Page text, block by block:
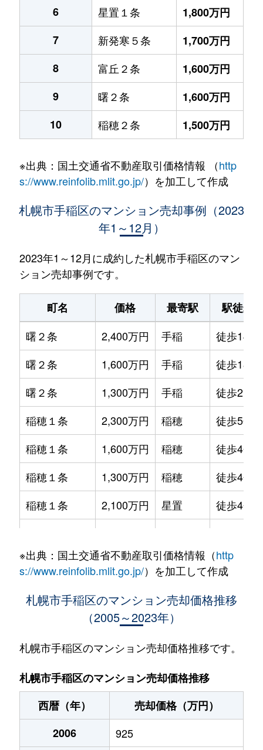
6
星置１条
1,800万円
7
新発寒５条
1,700万円
8
富丘２条
1,600万円
9
曙２条
1,600万円
10
稲穂２条 1,500万円
※出典：国土交通省不動産取引価格情報 （http
s://www.reinfolib.mlit.go.jp/）を加工して作成
札幌市手稲区のマンション売却事例（2023
年1～12月）
2023年1～12月に成約した札幌市手稲区のマン
ション売却事例です。
町名 価格 最寄駅
駅徒歩
曙２条
2,400万円 手稲
徒歩14分
曙２条
1,600万円 手稲
徒歩18分
曙２条
1,300万円 手稲
徒歩21分
稲穂１条
2,300万円 稲穂
徒歩5分
稲穂１条
1,600万円 稲穂
徒歩4分
稲穂１条
1,300万円 稲穂
徒歩4分
稲穂１条
2,100万円 星置
徒歩4分
稲穂１条
2,200万円 星置
徒歩6分
1,300万円 稲穂
稲穂３条
1,100万円 稲穂
徒歩9分
稲穂３条
1,400万円 稲穂
新発寒５条
1,700万円 稲積公園
手稲本町１条
2,400万円
※出典：国土交通省不動産取引価格情報（http
s://www.reinfolib.mlit.go.jp/）を加工して作成
札幌市手稲区のマンション売却価格推移
（2005～2023年）
札幌市手稲区のマンション売却価格推移です。
札幌市手稲区のマンション売却価格推移
西暦（年）
売却価格（万円）
2006
925